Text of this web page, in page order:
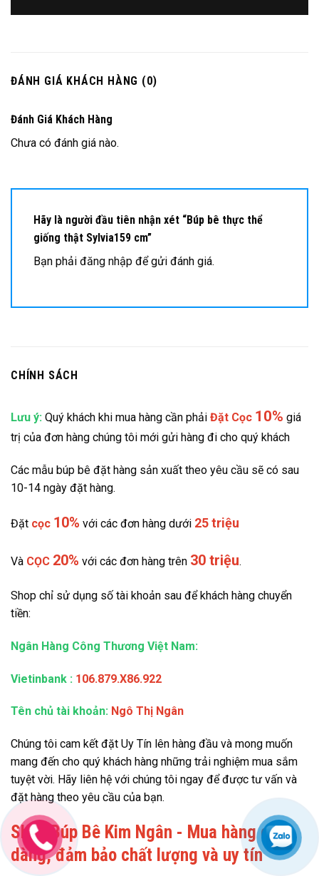
ĐÁNH GIÁ KHÁCH HÀNG (0)
Đánh Giá Khách Hàng
Chưa có đánh giá nào.
Hãy là người đầu tiên nhận xét “Búp bê thực thể
giống thật Sylvia159 cm”
Bạn phải đăng nhập để gửi đánh giá.
CHÍNH SÁCH
Lưu ý: Quý khách khi mua hàng cần phải Đặt Cọc 10% giá
trị của đơn hàng chúng tôi mới gửi hàng đi cho quý khách
Các mẫu búp bê đặt hàng sản xuất theo yêu cầu sẽ có sau
10-14 ngày đặt hàng.
Đặt cọc 10% với các đơn hàng dưới 25 triệu
Và CỌC 20% với các đơn hàng trên 30 triệu.
Shop chỉ sử dụng số tài khoản sau để khách hàng chuyển
tiền:
Ngân Hàng Công Thương Việt Nam:
Vietinbank : 106.879.X86.922
Tên chủ tài khoản: Ngô Thị Ngân
Chúng tôi cam kết đặt Uy Tín lên hàng đầu và mong muốn
mang đến cho quý khách hàng những trải nghiệm mua sắm
tuyệt vời. Hãy liên hệ với chúng tôi ngay để được tư vấn và
đặt hàng theo yêu cầu của bạn.
Shop Búp Bê Kim Ngân - Mua hàng dễ
dàng, đảm bảo chất lượng và uy tín